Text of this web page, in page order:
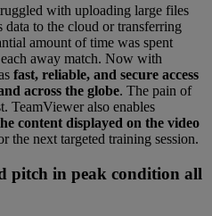
with uploading large files
data to the cloud or transferring
amount of time was spent
away match. Now with
fast, reliable, and secure access
across the globe. The pain of
TeamViewer also enables
content displayed on the video
the next targeted training session.
pitch in peak condition all